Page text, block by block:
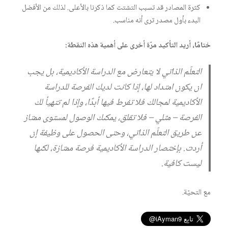
كثرة المصادر قد تسبب التشتت كما ذكرنا بالأعلى. لذلك من الأفضل
البدء بأول مصدر ترى أنه مناسب.
ختامًا، أريد التأكيد مرّة أخرى على أهمية هذه النقطة:
التعلّم الذاتي لا يتعارض مع الدراسة الأكاديمية، بل يجب
ان يكون امتداد لها، إذا كانت لديك الفرصة للدراسة
الأكاديمية لمجالك فلا تفرط فيها أبدًا، وإذا لم تتهيأ لك
الفرصة – مثلي – فلا تقلق، يمكنك الوصول لمستوى ممتاز
عن طريق التعلّم الذاتي، وحتى الحصول على وظيفة إن
أردت. بإختصار الدراسة الأكاديمية فرصة ممتازة، لكنها
ليست كافية.
مع التحيّة.